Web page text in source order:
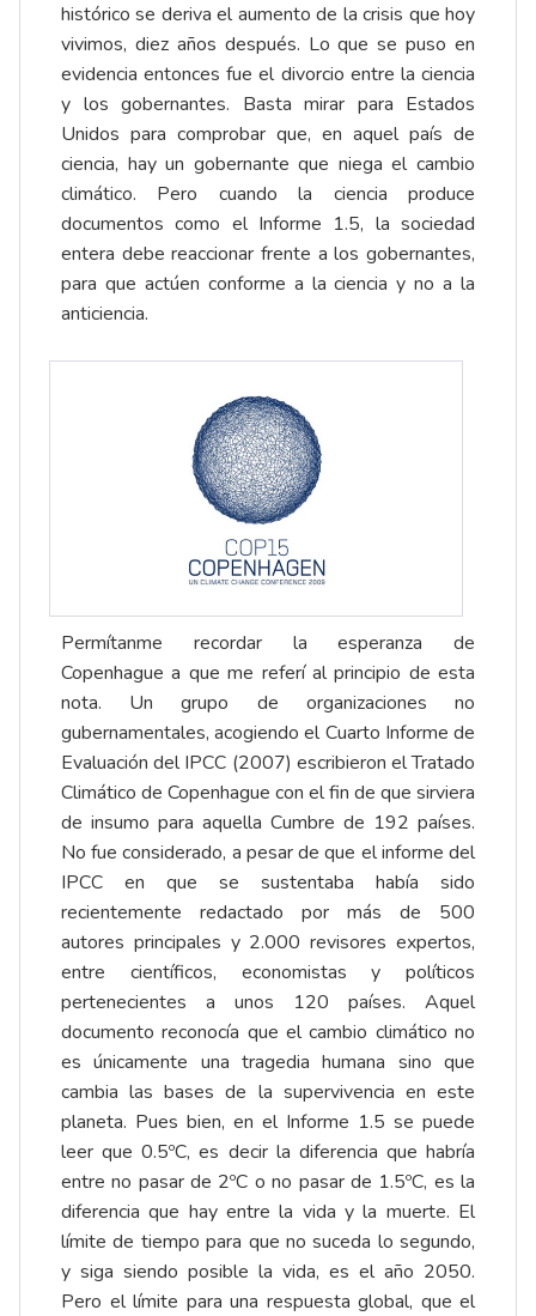
histórico se deriva el aumento de la crisis que hoy
vivimos, diez años después. Lo que se puso en
evidencia entonces fue el divorcio entre la ciencia
y los gobernantes. Basta mirar para Estados
Unidos para comprobar que, en aquel país de
ciencia, hay un gobernante que niega el cambio
climático. Pero cuando la ciencia produce
documentos como el Informe 1.5, la sociedad
entera debe reaccionar frente a los gobernantes,
para que actúen conforme a la ciencia y no a la
anticiencia.
Permítanme recordar la esperanza de
Copenhague a que me referí al principio de esta
nota. Un grupo de organizaciones no
gubernamentales, acogiendo el Cuarto Informe de
Evaluación del IPCC (2007) escribieron el Tratado
Climático de Copenhague con el fin de que sirviera
de insumo para aquella Cumbre de 192 países.
No fue considerado, a pesar de que el informe del
IPCC en que se sustentaba había sido
recientemente redactado por más de 500
autores principales y 2.000 revisores expertos,
entre científicos, economistas y políticos
pertenecientes a unos 120 países. Aquel
documento reconocía que el cambio climático no
es únicamente una tragedia humana sino que
cambia las bases de la supervivencia en este
planeta. Pues bien, en el Informe 1.5 se puede
leer que 0.5ºC, es decir la diferencia que habría
entre no pasar de 2ºC o no pasar de 1.5ºC, es la
diferencia que hay entre la vida y la muerte. El
límite de tiempo para que no suceda lo segundo,
y siga siendo posible la vida, es el año 2050.
Pero el límite para una respuesta global, que el